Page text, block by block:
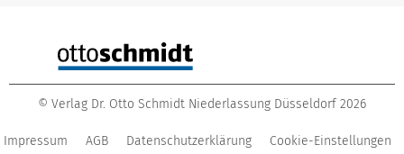
© Verlag Dr. Otto Schmidt Niederlassung Düsseldorf 2026
Impressum AGB Datenschutzerklärung Cookie-Einstellungen